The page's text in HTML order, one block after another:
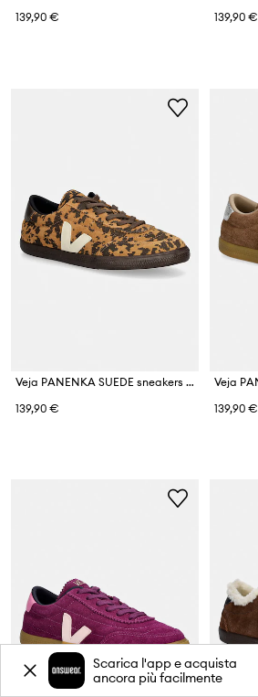
139,90 €
139,90 €
Veja PANENKA SUEDE sneakers da donna in scamoscio
139,90 €
139,90 €
Scarica l'app e acquista
ancora più facilmente